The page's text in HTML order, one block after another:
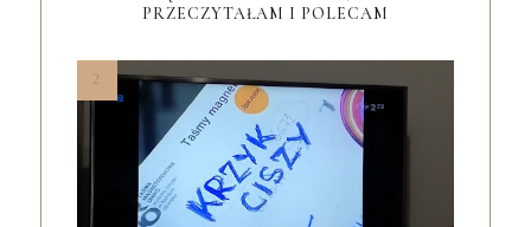
PRZECZYTAŁAM I POLECAM